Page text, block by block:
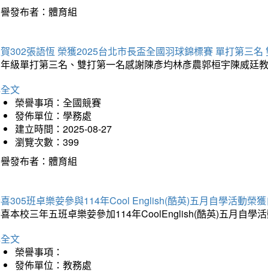
發布者：體育組
302張語恆 榮獲2025台北市長盃全國羽球錦標賽 單打第三名
級單打第三名、雙打第一名感謝陳彥均林彥農郭桓宇陳威廷
文
榮譽事項：全國競賽
發佈單位：學務處
建立時間：2025-08-27
瀏覽次數：399
發布者：體育組
305班卓樂荌參與114年Cool English(酷英)五月自學活動榮
本校三年五班卓樂荌參加114年CoolEnglish(酷英)五月自學
文
榮譽事項：
發佈單位：教務處